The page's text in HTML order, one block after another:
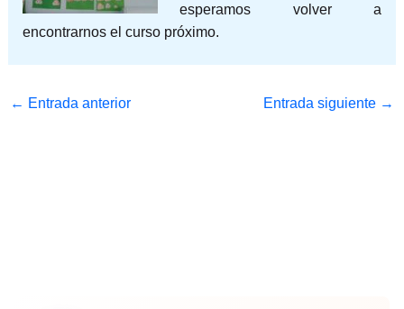
esperamos volver a
encontrarnos el curso próximo.
← Entrada anterior Entrada siguiente →